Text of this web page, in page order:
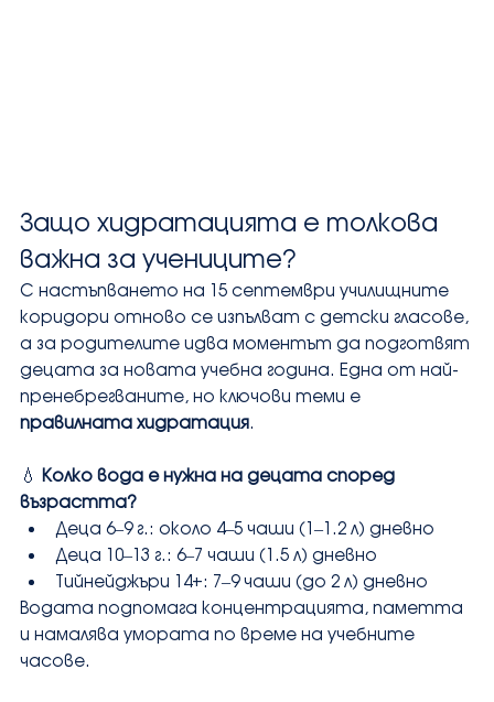
Защо хидратацията е толкова
важна за учениците?
С настъпването на 15 септември училищните
коридори отново се изпълват с детски гласове,
а за родителите идва моментът да подготвят
децата за новата учебна година. Една от най-
пренебрегваните, но ключови теми е
правилната хидратация.
💧
Колко вода е нужна на децата според
възрастта?
Деца 6–9 г.: около 4–5 чаши (1–1.2 л) дневно
Деца 10–13 г.: 6–7 чаши (1.5 л) дневно
Тийнейджъри 14+: 7–9 чаши (до 2 л) дневно
Водата подпомага концентрацията, паметта
и намалява умората по време на учебните
часове.